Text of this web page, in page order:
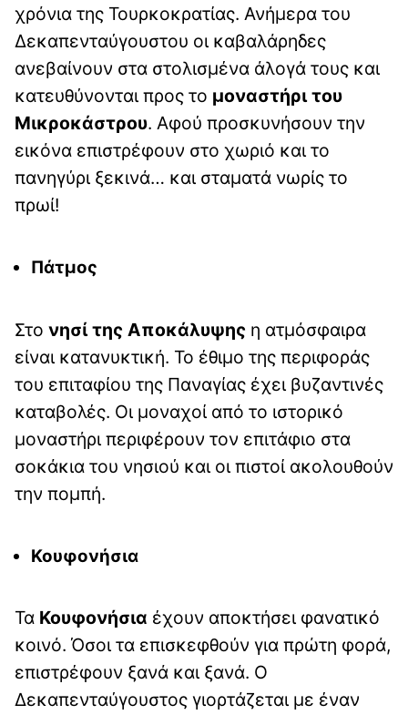
χρόνια της Τουρκοκρατίας. Ανήμερα του
Δεκαπενταύγουστου οι καβαλάρηδες
ανεβαίνουν στα στολισμένα άλογά τους και
κατευθύνονται προς το μοναστήρι του
Μικροκάστρου. Αφού προσκυνήσουν την
εικόνα επιστρέφουν στο χωριό και το
πανηγύρι ξεκινά… και σταματά νωρίς το
πρωί!
Πάτμος
Στο νησί της Αποκάλυψης η ατμόσφαιρα
είναι κατανυκτική. Το έθιμο της περιφοράς
του επιταφίου της Παναγίας έχει βυζαντινές
καταβολές. Οι μοναχοί από το ιστορικό
μοναστήρι περιφέρουν τον επιτάφιο στα
σοκάκια του νησιού και οι πιστοί ακολουθούν
την πομπή.
Κουφονήσια
Τα Κουφονήσια έχουν αποκτήσει φανατικό
κοινό. Όσοι τα επισκεφθούν για πρώτη φορά,
επιστρέφουν ξανά και ξανά. Ο
Δεκαπενταύγουστος γιορτάζεται με έναν